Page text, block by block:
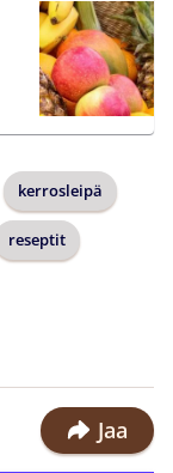
kerrosleipä
reseptit
Jaa